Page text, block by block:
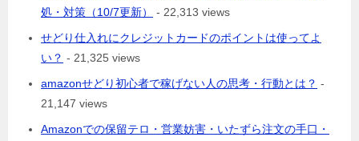
処・対策（10/7更新）
- 22,313 views
せどり仕入れにクレジットカードのポイントは使ってよ
い？ - 21,325 views
amazonせどり初心者で稼げない人の思考・行動とは？ -
21,147 views
Amazonでの保留テロ・営業妨害・いたずら注文の手口・